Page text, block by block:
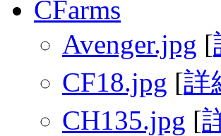
CFarms
Avenger.jpg [
CF18.jpg [詳
CH135.jpg [